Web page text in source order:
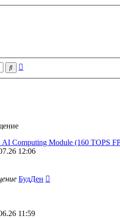
Поиск
Computing Module (160 TOPS
12:06
БудДен
11:59